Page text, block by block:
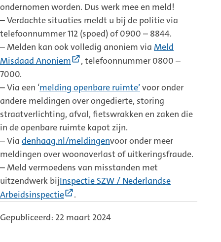
ondernomen worden. Dus werk mee en meld!
– Verdachte situaties meldt u bij de politie via
telefoonnummer 112 (spoed) of 0900 – 8844.
– Melden kan ook volledig anoniem via Meld
Misdaad Anoniem
(Externe
, telefoonnummer 0800 –
7000.
– Via een ‘melding openbare ruimte’voor onder
andere meldingen over ongedierte, storing
straatverlichting, afval, fietswrakken en zaken die
in de openbare ruimte kapot zijn.
– Via denhaag.nl/meldingenvoor onder meer
meldingen over woonoverlast of uitkeringsfraude.
– Meld vermoedens van misstanden met
uitzendwerk bijInspectie SZW / Nederlandse
Arbeidsinspectie
(Externe
.
Gepubliceerd: 22 maart 2024